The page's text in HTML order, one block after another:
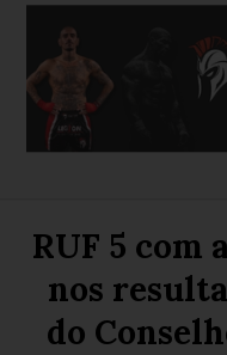
RUF 5 com
nos
do